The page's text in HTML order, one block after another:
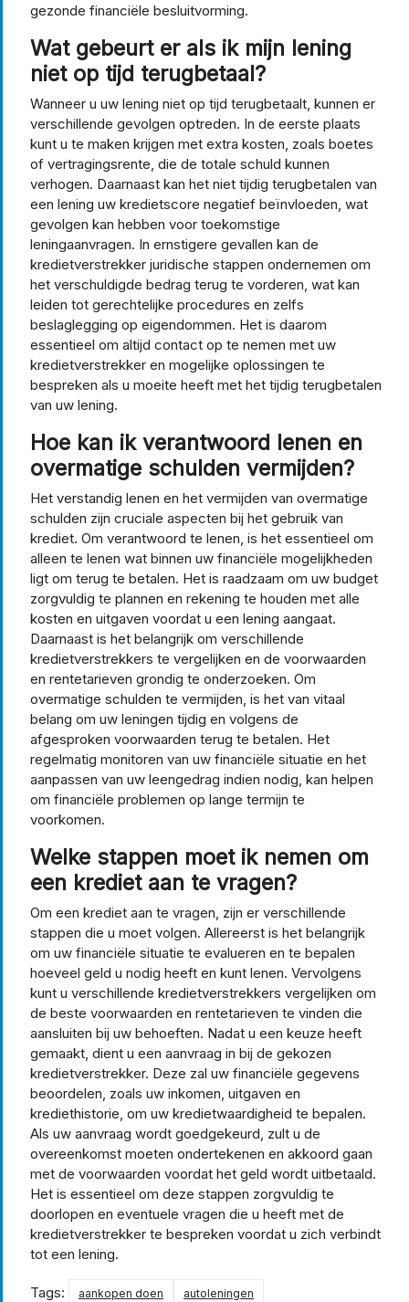
gezonde financiële besluitvorming.
Wat gebeurt er als ik mijn lening
niet op tijd terugbetaal?
Wanneer u uw lening niet op tijd terugbetaalt, kunnen er
verschillende gevolgen optreden. In de eerste plaats
kunt u te maken krijgen met extra kosten, zoals boetes
of vertragingsrente, die de totale schuld kunnen
verhogen. Daarnaast kan het niet tijdig terugbetalen van
een lening uw kredietscore negatief beïnvloeden, wat
gevolgen kan hebben voor toekomstige
leningaanvragen. In ernstigere gevallen kan de
kredietverstrekker juridische stappen ondernemen om
het verschuldigde bedrag terug te vorderen, wat kan
leiden tot gerechtelijke procedures en zelfs
beslaglegging op eigendommen. Het is daarom
essentieel om altijd contact op te nemen met uw
kredietverstrekker en mogelijke oplossingen te
bespreken als u moeite heeft met het tijdig terugbetalen
van uw lening.
Hoe kan ik verantwoord lenen en
overmatige schulden vermijden?
Het verstandig lenen en het vermijden van overmatige
schulden zijn cruciale aspecten bij het gebruik van
krediet. Om verantwoord te lenen, is het essentieel om
alleen te lenen wat binnen uw financiële mogelijkheden
ligt om terug te betalen. Het is raadzaam om uw budget
zorgvuldig te plannen en rekening te houden met alle
kosten en uitgaven voordat u een lening aangaat.
Daarnaast is het belangrijk om verschillende
kredietverstrekkers te vergelijken en de voorwaarden
en rentetarieven grondig te onderzoeken. Om
overmatige schulden te vermijden, is het van vitaal
belang om uw leningen tijdig en volgens de
afgesproken voorwaarden terug te betalen. Het
regelmatig monitoren van uw financiële situatie en het
aanpassen van uw leengedrag indien nodig, kan helpen
om financiële problemen op lange termijn te
voorkomen.
Welke stappen moet ik nemen om
een krediet aan te vragen?
Om een krediet aan te vragen, zijn er verschillende
stappen die u moet volgen. Allereerst is het belangrijk
om uw financiële situatie te evalueren en te bepalen
hoeveel geld u nodig heeft en kunt lenen. Vervolgens
kunt u verschillende kredietverstrekkers vergelijken om
de beste voorwaarden en rentetarieven te vinden die
aansluiten bij uw behoeften. Nadat u een keuze heeft
gemaakt, dient u een aanvraag in bij de gekozen
kredietverstrekker. Deze zal uw financiële gegevens
beoordelen, zoals uw inkomen, uitgaven en
krediethistorie, om uw kredietwaardigheid te bepalen.
Als uw aanvraag wordt goedgekeurd, zult u de
overeenkomst moeten ondertekenen en akkoord gaan
met de voorwaarden voordat het geld wordt uitbetaald.
Het is essentieel om deze stappen zorgvuldig te
doorlopen en eventuele vragen die u heeft met de
kredietverstrekker te bespreken voordat u zich verbindt
tot een lening.
Tags: aankopen doen autoleningen